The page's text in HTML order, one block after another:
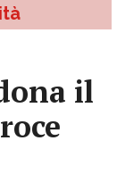
il